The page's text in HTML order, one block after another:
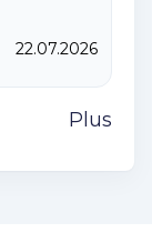
22.07.2026
Plus